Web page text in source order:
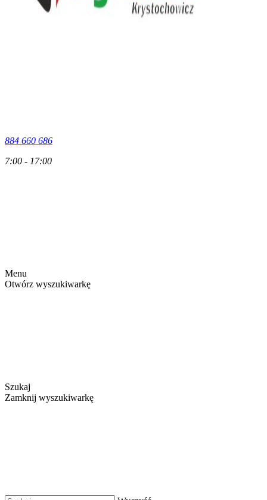
884 660 686
7:00 - 17:00
Menu
Otwórz wyszukiwarkę
Szukaj
Zamknij wyszukiwarkę